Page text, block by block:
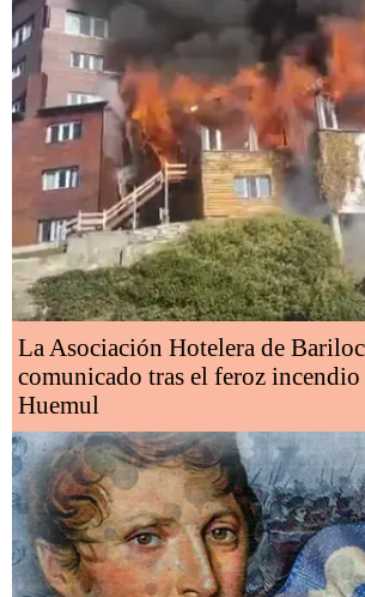
La Asociación Hotelera de
comunicado tras el feroz
Huemul